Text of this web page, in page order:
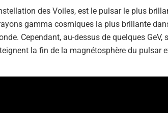
des Voiles, est le pulsar le plus
gamma cosmiques la plus brillante
Cependant, au-dessus de quelques GeV,
la fin de la magnétosphère du pulsar